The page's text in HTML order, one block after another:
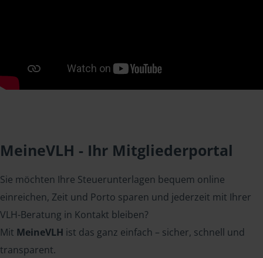
MeineVLH - Ihr Mitgliederportal
Sie möchten Ihre Steuerunterlagen bequem online
einreichen, Zeit und Porto sparen und jederzeit mit Ihrer
VLH-Beratung in Kontakt bleiben?
Mit MeineVLH ist das ganz einfach – sicher, schnell und
transparent.